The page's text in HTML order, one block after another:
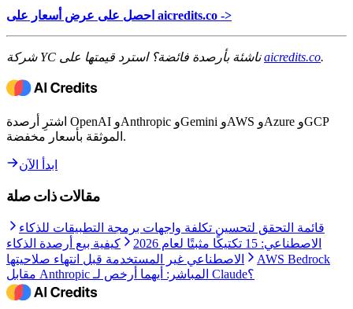
احصل على عرض أسعار على aicredits.co ->
شركة YC ناشئة بأرصدة فائضة؟ استرد قيمتها علىaicredits.co.
اشترِ أرصدة OpenAI وAnthropic وGemini وAWS وAzure وGCP
الموثقة بأسعار مخفضة.
ابدأ الآن
مقالات ذات صلة
قائمة التحقق لتحسين تكلفة واجهات برمجة التطبيقات للذكاء
الاصطناعي: 15 تكتيكًا مثبتًا لعام 2026
كيفية بيع أرصدة الذكاء
الاصطناعي غير المستخدمة قبل انتهاء صلاحيتها
AWS Bedrock
مقابل Anthropic المباشر: أيهما أرخص لـ Claude؟